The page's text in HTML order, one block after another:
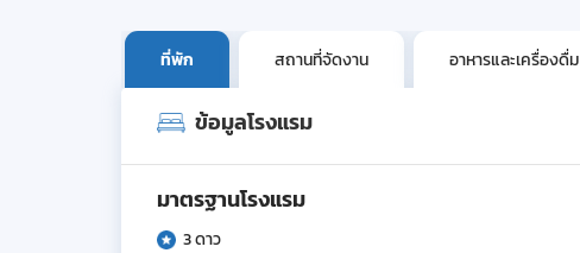
ที่พัก สถานที่จัดงาน อาหารและเครื่องดื่ม
ข้อมูลโรงแรม
มาตรฐานโรงแรม
3 ดาว